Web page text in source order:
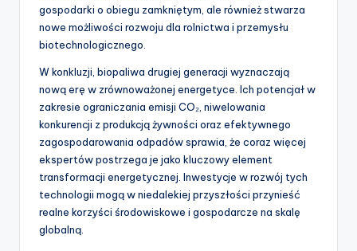
gospodarki o obiegu zamkniętym, ale również stwarza
nowe możliwości rozwoju dla rolnictwa i przemysłu
biotechnologicznego.
W konkluzji, biopaliwa drugiej generacji wyznaczają
nową erę w zrównoważonej energetyce. Ich potencjał w
zakresie ograniczania emisji CO₂, niwelowania
konkurencji z produkcją żywności oraz efektywnego
zagospodarowania odpadów sprawia, że coraz więcej
ekspertów postrzega je jako kluczowy element
transformacji energetycznej. Inwestycje w rozwój tych
technologii mogą w niedalekiej przyszłości przynieść
realne korzyści środowiskowe i gospodarcze na skalę
globalną.